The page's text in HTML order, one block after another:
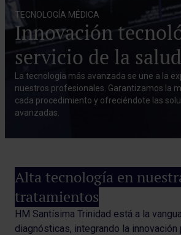
TECNOLOGÍA MÉDICA
Innovación
servicio de la salud
La tecnología más avanzada se une a la
nuestros profesionales. Garantizamos la
cada procedimiento y ofreciéndote las
avanzadas.
Alta tecnología en
tratamientos
HM Santísima Trinidad está a la
diagnósticas, integrando la innovación